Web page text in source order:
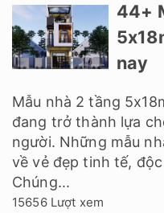
44+
nay
Mẫu nhà 2 tầng
đang trở thành lựa
người. Những mẫu
về vẻ đẹp tinh tế,
Chúng...
15656 Lượt xem